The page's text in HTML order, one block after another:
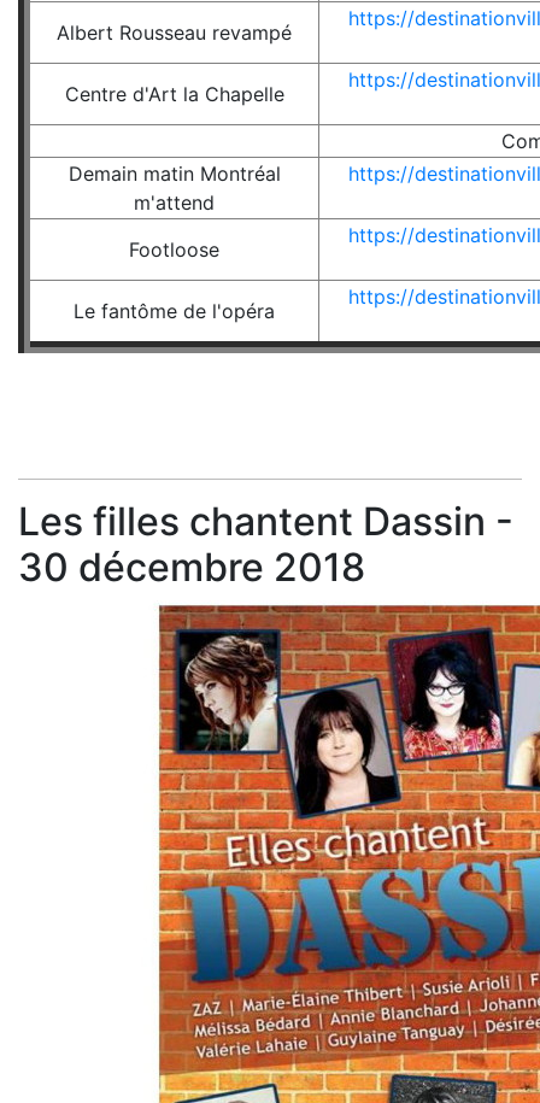
Albert Rousseau revampé
https://
Centre d'Art la Chapelle
https://
Demain matin Montréal
m'attend
https://
Footloose
https://
Le fantôme de l'opéra
https://
Les filles chantent Dassin -
30 décembre 2018